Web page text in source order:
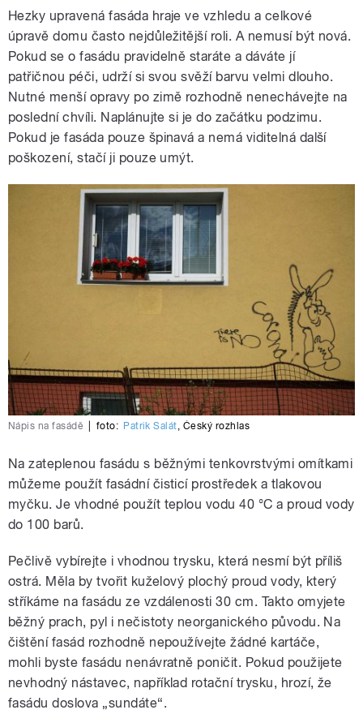
Hezky upravená fasáda hraje ve vzhledu a celkové
úpravě domu často nejdůležitější roli. A nemusí být nová.
Pokud se o fasádu pravidelně staráte a dáváte jí
patřičnou péči, udrží si svou svěží barvu velmi dlouho.
Nutné menší opravy po zimě rozhodně nenechávejte na
poslední chvíli. Naplánujte si je do začátku podzimu.
Pokud je fasáda pouze špinavá a nemá viditelná další
poškození, stačí ji pouze umýt.
Nápis na fasádě foto: Patrik Salát, Český rozhlas
Na zateplenou fasádu s běžnými tenkovrstvými omítkami
můžeme použít fasádní čisticí prostředek a tlakovou
myčku. Je vhodné použít teplou vodu 40 °C a proud vody
do 100 barů.
Pečlivě vybírejte i vhodnou trysku, která nesmí být příliš
ostrá. Měla by tvořit kuželový plochý proud vody, který
stříkáme na fasádu ze vzdálenosti 30 cm. Takto omyjete
běžný prach, pyl i nečistoty neorganického původu. Na
čištění fasád rozhodně nepoužívejte žádné kartáče,
mohli byste fasádu nenávratně poničit. Pokud použijete
nevhodný nástavec, například rotační trysku, hrozí, že
fasádu doslova „sundáte“.